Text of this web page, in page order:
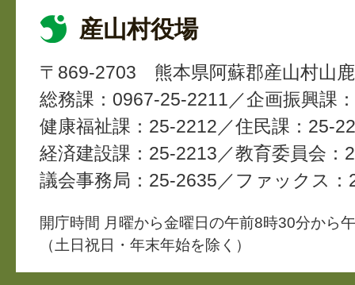
産山村役場
〒869-2703
熊本県阿蘇郡産山村山
総務課：0967-25-2211
企画振興課
健康福祉課：25-2212
住民課：25-
経済建設課：25-2213
教育委員会：
議会事務局：25-2635
ファックス：
開庁時間 月曜から金曜日の午前8時30分から
（土日祝日・年末年始を除く）